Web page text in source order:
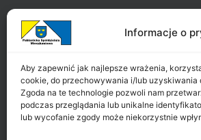
Informacje o
Aby zapewnić jak najlepsze wrażenia,
cookie, do przechowywania i/lub uzyskiwania
Zgoda na te technologie pozwoli nam
podczas przeglądania lub unikalne
lub wycofanie zgody może niekorzystnie